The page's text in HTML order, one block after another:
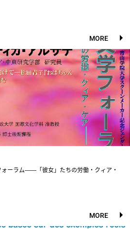
MORE
ォーラム――「彼女」たちの労働・クィア・
MORE